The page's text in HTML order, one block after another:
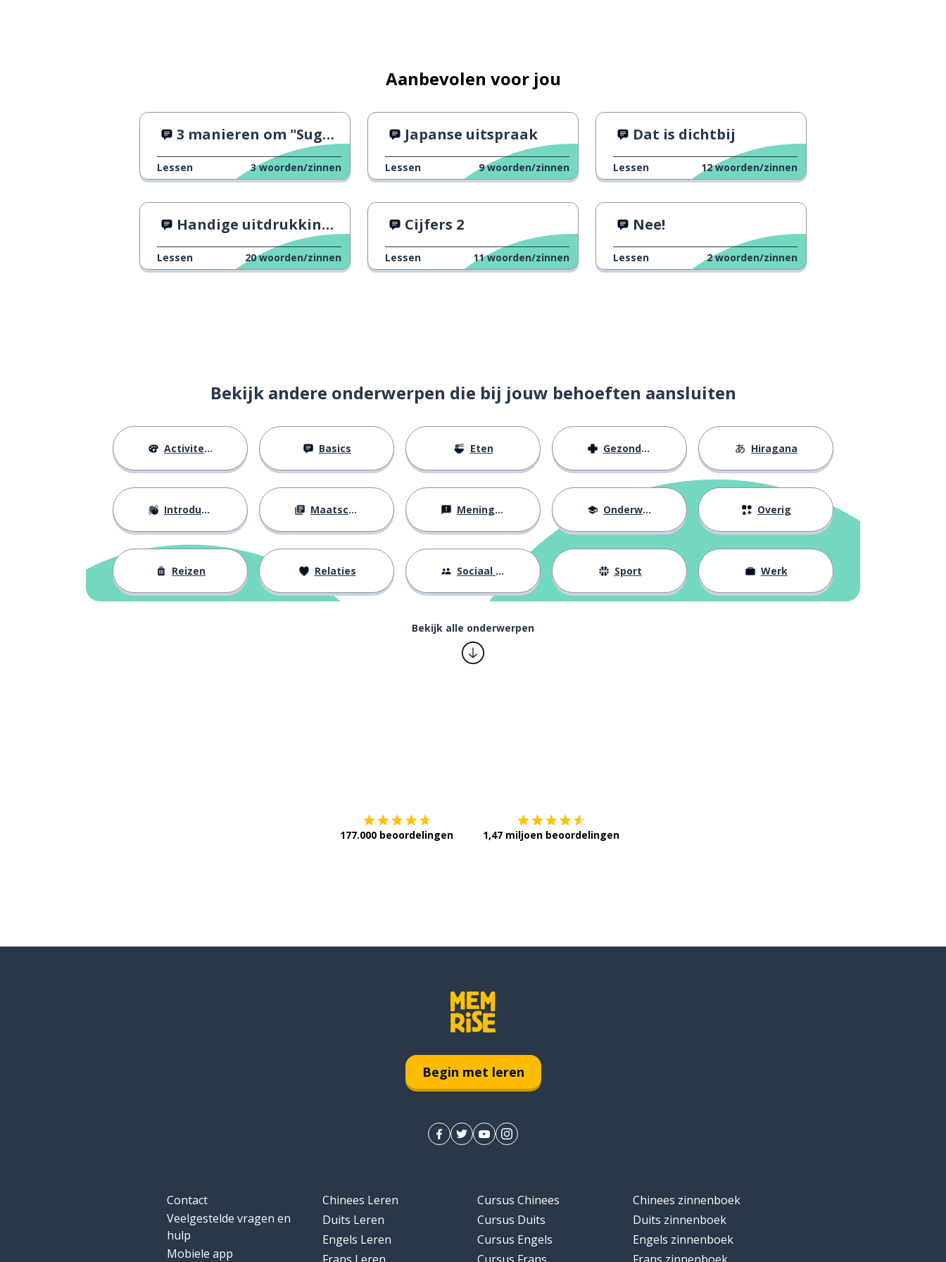
Aanbevolen voor jou
3 manieren om "Sugoi" te zeggen
Lessen 3 woorden/zinnen
Japanse uitspraak
Lessen 9 woorden/zinnen
Dat is dichtbij
Lessen 12 woorden/zinnen
Handige uitdrukkingen over pijn om te weten
Lessen 20 woorden/zinnen
Cijfers 2
Lessen 11 woorden/zinnen
Nee!
Lessen 2 woorden/zinnen
Bekijk andere onderwerpen die bij jouw behoeften aansluiten
Activiteiten Basics Eten Gezondheid Hiragana
Introducties Maatschappij Meningen Onderwijs Overig
Reizen Relaties Sociaal leven Sport Werk
Bekijk alle onderwerpen
177.000 beoordelingen 1,47 miljoen beoordelingen
Begin met leren
Contact
Veelgestelde vragen en
hulp
Mobiele app
Chinees Leren
Duits Leren
Engels Leren
Cursus Chinees
Cursus Duits
Cursus Engels
Chinees zinnenboek
Duits zinnenboek
Engels zinnenboek